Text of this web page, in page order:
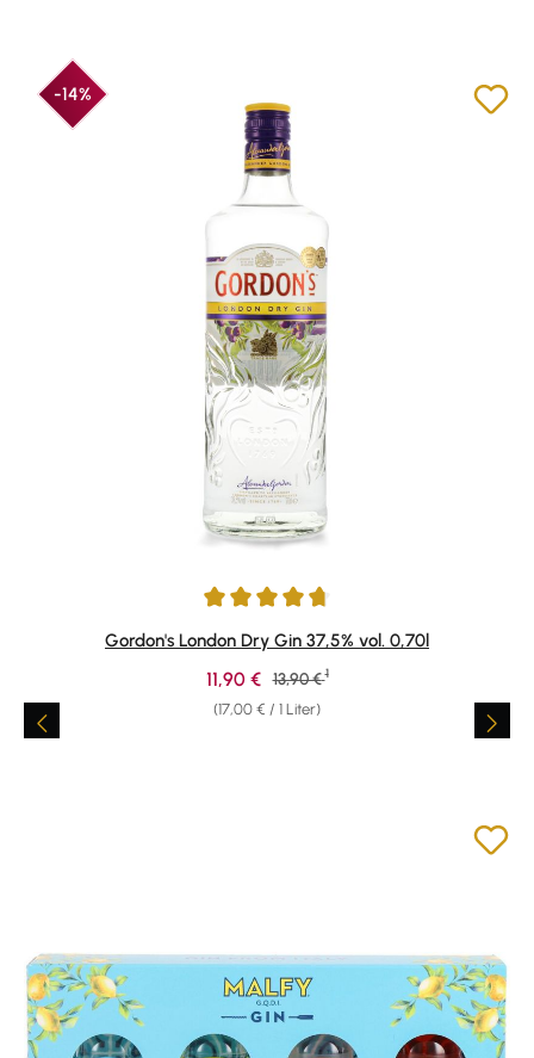
-14%
Durchschnittliche Bewertung von 4.74 von 5 Sternen
Gordon's London Dry Gin 37,5% vol. 0,70l
(17,00 € / 1 Liter)
Verkaufspreis:
11,90 € Regulärer Preis:
13,90 € 1